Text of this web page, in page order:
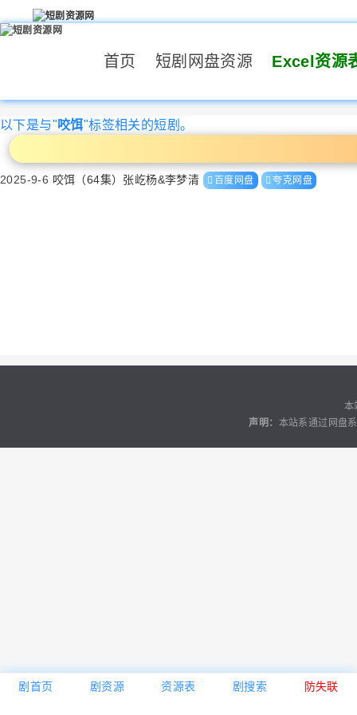
首页 短剧网盘资源 Excel资源
以下是与"咬饵"标签相关的短剧。
2025-9-6 咬饵（64集）张屹杨&李梦清 百度网盘 夸克网盘
剧首页 剧资源 资源表 剧搜索 防失联
本
声明： 本站系通过网盘